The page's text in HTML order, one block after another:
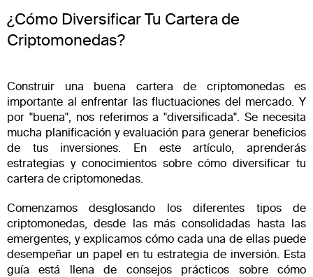
Ejemplo de una cartera de criptomonedas diversificada
Conclusión
¿Cómo Diversificar Tu Cartera de
Criptomonedas?
Construir una buena cartera de criptomonedas es
importante al enfrentar las fluctuaciones del mercado. Y
por "buena", nos referimos a "diversificada". Se necesita
mucha planificación y evaluación para generar beneficios
de tus inversiones. En este artículo, aprenderás
estrategias y conocimientos sobre cómo diversificar tu
cartera de criptomonedas.
Comenzamos desglosando los diferentes tipos de
criptomonedas, desde las más consolidadas hasta las
emergentes, y explicamos cómo cada una de ellas puede
desempeñar un papel en tu estrategia de inversión. Esta
guía está llena de consejos prácticos sobre cómo